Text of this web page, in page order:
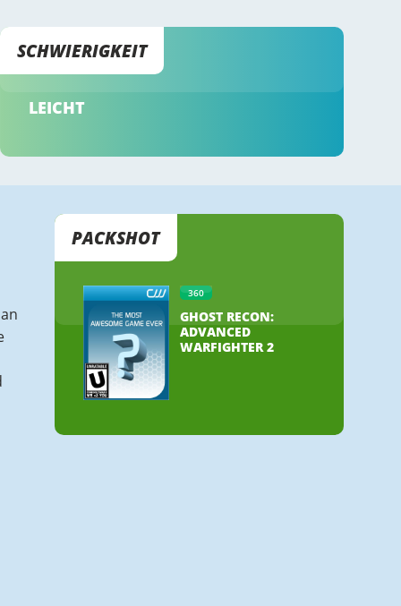
SCHWIERIGKEIT
LEICHT
PACKSHOT
360
GHOST RECON:
ADVANCED
WARFIGHTER 2